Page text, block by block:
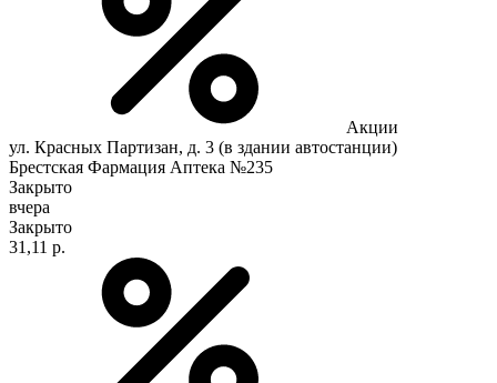
Акции
ул. Красных Партизан, д. 3 (в здании автостанции)
Брестская Фармация Аптека №235
Закрыто
вчера
Закрыто
31,11 р.